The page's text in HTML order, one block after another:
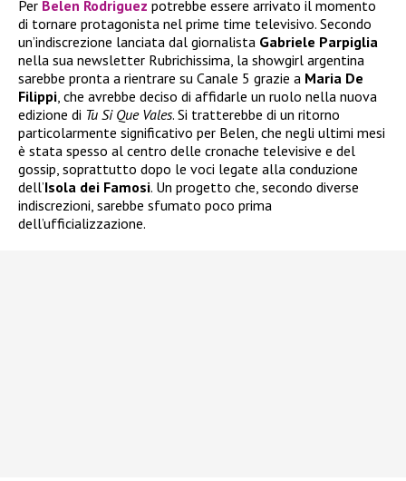
Per Belen Rodriguez potrebbe essere arrivato il momento
di tornare protagonista nel prime time televisivo. Secondo
un’indiscrezione lanciata dal giornalista Gabriele Parpiglia
nella sua newsletter Rubrichissima, la showgirl argentina
sarebbe pronta a rientrare su Canale 5 grazie a Maria De
Filippi, che avrebbe deciso di affidarle un ruolo nella nuova
edizione di Tu Si Que Vales. Si tratterebbe di un ritorno
particolarmente significativo per Belen, che negli ultimi mesi
è stata spesso al centro delle cronache televisive e del
gossip, soprattutto dopo le voci legate alla conduzione
dell’Isola dei Famosi. Un progetto che, secondo diverse
indiscrezioni, sarebbe sfumato poco prima
dell’ufficializzazione.